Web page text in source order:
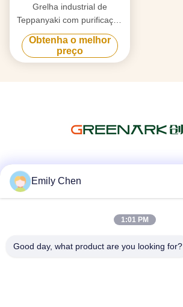
Grelha industrial de
Teppanyaki com purificação
de fumaça de fluxo de ar
triplo e tecnologia anti-
obstrução
Obtenha o melhor
preço
Emily Chen
1:01 PM
Good day, what product are you looking for?